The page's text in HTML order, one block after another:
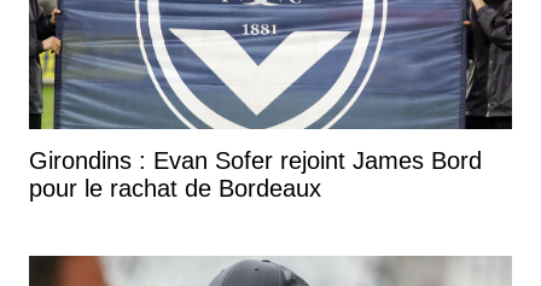
Girondins : Evan Sofer rejoint James Bord
pour le rachat de Bordeaux